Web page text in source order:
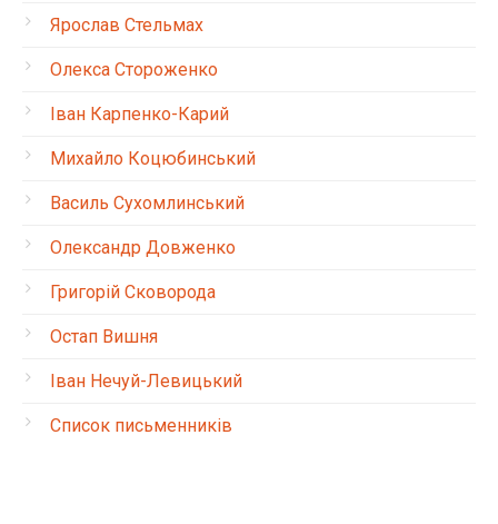
Ярослав Стельмах
Олекса Стороженко
Іван Карпенко-Карий
Михайло Коцюбинський
Василь Сухомлинський
Олександр Довженко
Григорій Сковорода
Остап Вишня
Іван Нечуй-Левицький
Список письменників